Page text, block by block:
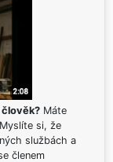
Máte
si, že
službách a
členem